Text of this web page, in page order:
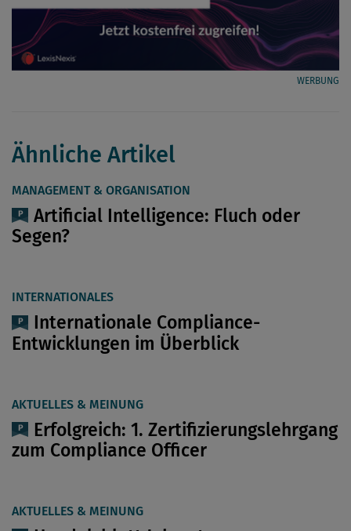
WERBUNG
Ähnliche Artikel
MANAGEMENT & ORGANISATION
Artificial Intelligence: Fluch oder
Segen?
INTERNATIONALES
Internationale Compliance-
Entwicklungen im Überblick
AKTUELLES & MEINUNG
Erfolgreich: 1. Zertifizierungslehrgang
zum Compliance Officer
AKTUELLES & MEINUNG